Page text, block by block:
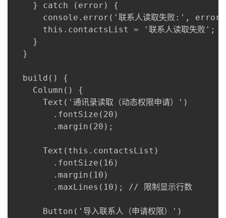
    } catch (error) {
console.error('联系人读取失败:',
      this.contactsList = '联系人读取失败';
    }
  }
  build() {
    Column() {
      Text('通讯录读取（动态权限申请）')
        .fontSize(20)
        .margin(20);
      Text(this.contactsList)
        .fontSize(16)
        .margin(10)
        .maxLines(10); // 限制显示行数
      Button('导入联系人（申请权限）')